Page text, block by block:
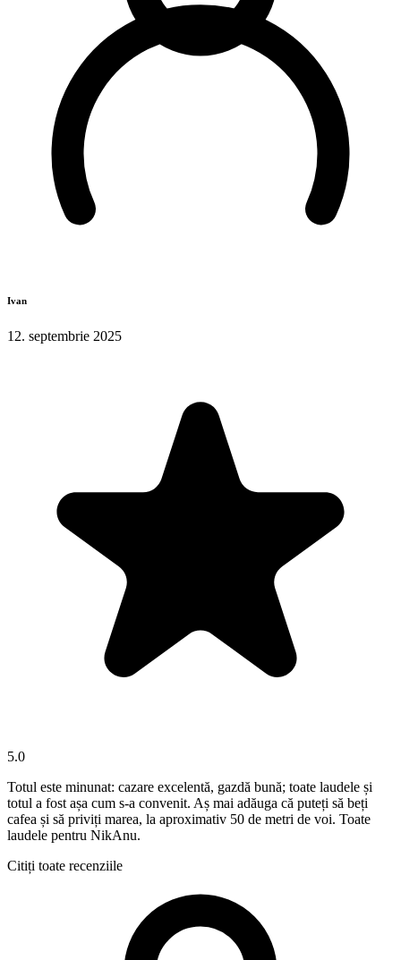
Ivan
12. septembrie 2025
5.0
Totul este minunat: cazare excelentă, gazdă bună; toate laudele și
totul a fost așa cum s-a convenit. Aș mai adăuga că puteți să beți
cafea și să priviți marea, la aproximativ 50 de metri de voi. Toate
laudele pentru NikAnu.
Citiți toate recenziile